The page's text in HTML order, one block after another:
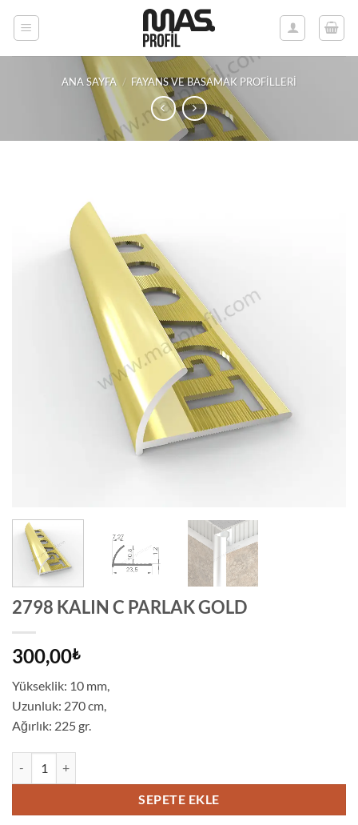
ANA SAYFA / FAYANS VE BASAMAK PROFILLERI
2798 KALIN C PARLAK GOLD
300,00₺
Yükseklik: 10 mm,
Uzunluk: 270 cm,
Ağırlık: 225 gr.
SEPETE EKLE